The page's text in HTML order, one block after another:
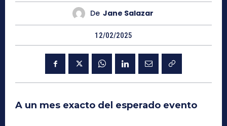
De Jane Salazar
12/02/2025
A un mes exacto del esperado evento